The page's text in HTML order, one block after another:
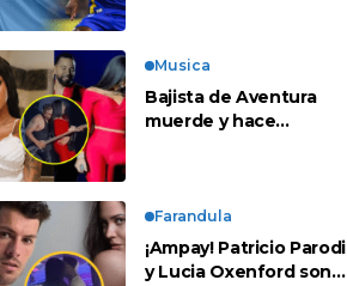
Musica
Bajista de Aventura
muerde y hace
Farandula
¡Ampay! Patricio Parodi
y Lucia Oxenford son